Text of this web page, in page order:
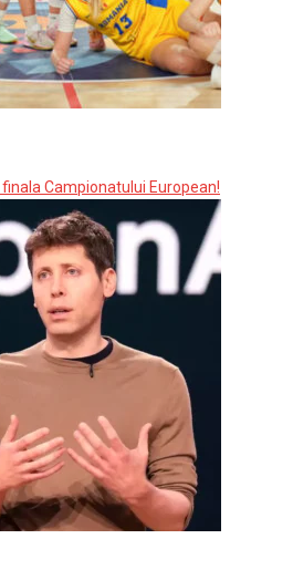
Campionatului European!